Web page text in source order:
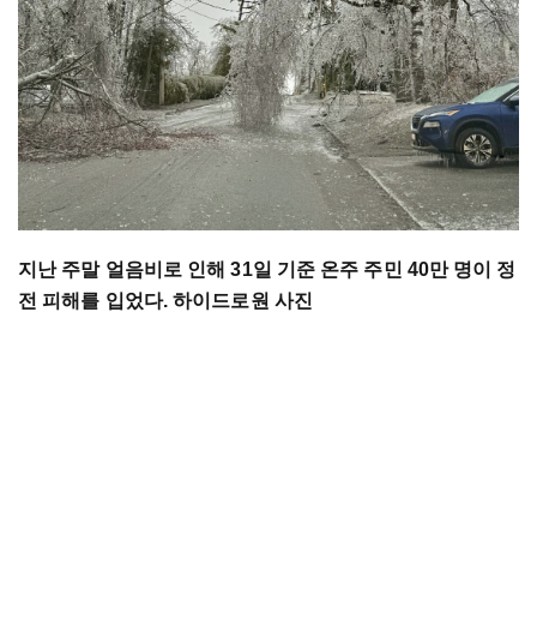
지난 주말 얼음비로 인해 31일 기준 온주 주민 40만 명이 정
전 피해를 입었다. 하이드로원 사진